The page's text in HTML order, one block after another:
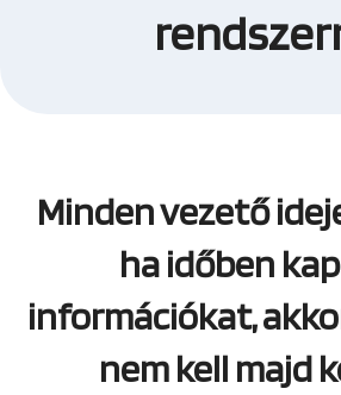
Minden vezető
ha időben
információkat,
nem kell majd